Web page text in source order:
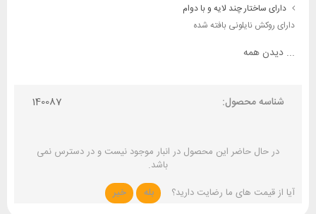
دارای ساختار چند لایه و با دوام
دارای روکش نایلونی بافته شده
... دیدن همه
شناسه محصول: 140087
در حال حاضر این محصول در انبار موجود نیست و در دسترس نمی
باشد.
آیا از قیمت های ما رضایت دارید؟
بله خیر